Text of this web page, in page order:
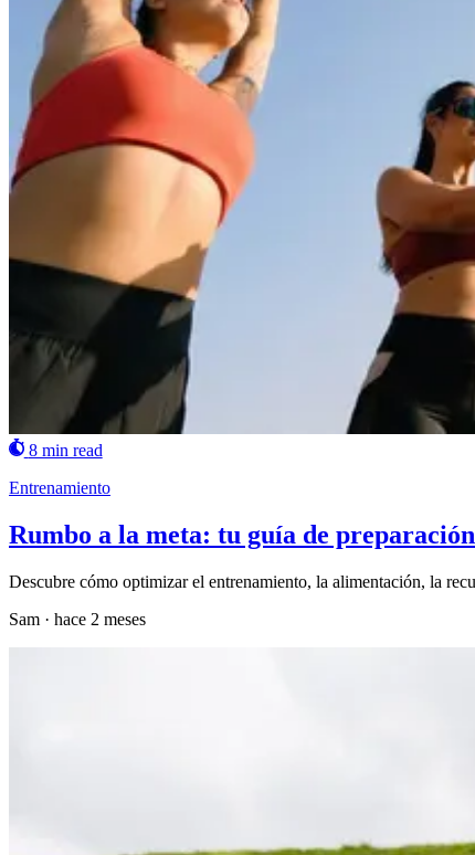
8 min read
Entrenamiento
Rumbo a la meta: tu guía de
Descubre cómo optimizar el entrenamiento, la alimentación, la
Sam · hace 2 meses